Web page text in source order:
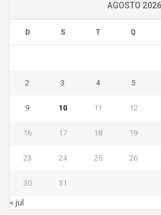
AGOSTO 2026
D S T Q
2 3 4 5
9 10 11 12
16 17 18 19
23 24 25 26
30 31
« jul